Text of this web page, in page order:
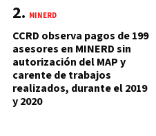
MINERD
CCRD observa pagos de 199
asesores en MINERD sin
autorización del MAP y
carente de trabajos
realizados, durante el 2019
y 2020